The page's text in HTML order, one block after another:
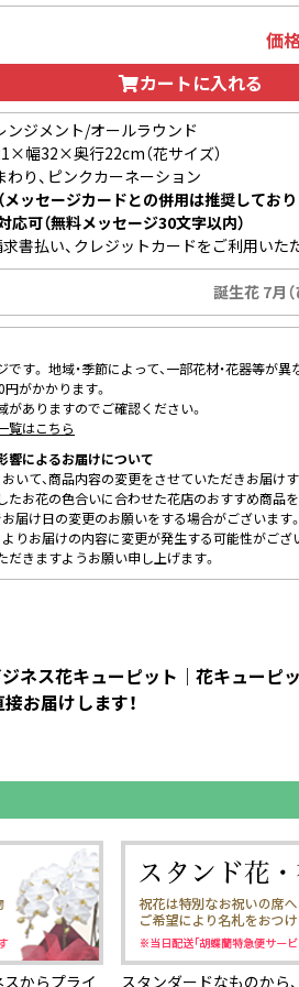
価格
カートに入れる
ンジメント/オールラウンド
幅32×奥行22cm（花サイズ）
わり、ピンクカーネーション
ッセージカードとの併用は推奨しており
可（無料メッセージ30文字以内）
求書払い、クレジットカードをご利用いた
誕生花 7月
す。 地域・季節によって、一部花材・花器等が異
がかかります。
がありますのでご確認ください。
覧はこちら
響によるお届けについて
おいて、商品内容の変更をさせていただきお届け
たお花の色合いに合わせた花店のおすすめ商品を
お届け日の変更のお願いをする場合がございます。
よりお届けの内容に変更が発生する可能性がござ
だきますようお願い申し上げます。
ジネス花キューピット｜花キューピ
お届けします！
からプライ スタンダードなものから